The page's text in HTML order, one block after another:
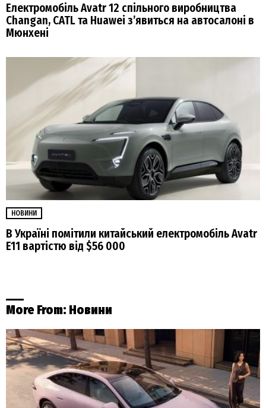
Електромобіль Avatr 12 спільного виробництва
Changan, CATL та Huawei зʼявиться на автосалоні в
Мюнхені
НОВИНИ
В Україні помітили китайський електромобіль Avatr
E11 вартістю від $56 000
More From: Новини